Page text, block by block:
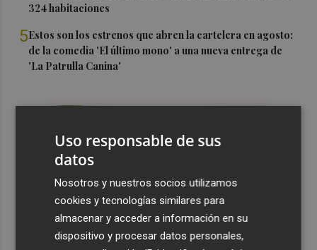
324 habitaciones
5Estos son los estrenos que abren la cartelera en agosto:
de la comedia 'El último mono' a una nueva entrega de
'La Patrulla Canina'
Uso responsable de sus
datos
Nosotros y nuestros socios utilizamos
cookies y tecnologías similares para
almacenar y acceder a información en su
dispositivo y procesar datos personales,